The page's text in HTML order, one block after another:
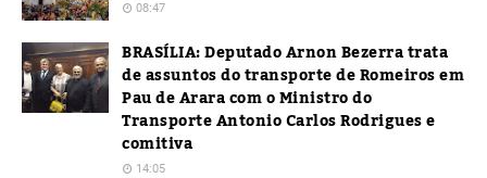
08:47
BRASÍLIA: Deputado Arnon Bezerra trata
de assuntos do transporte de Romeiros em
Pau de Arara com o Ministro do
Transporte Antonio Carlos Rodrigues e
comitiva
14:05